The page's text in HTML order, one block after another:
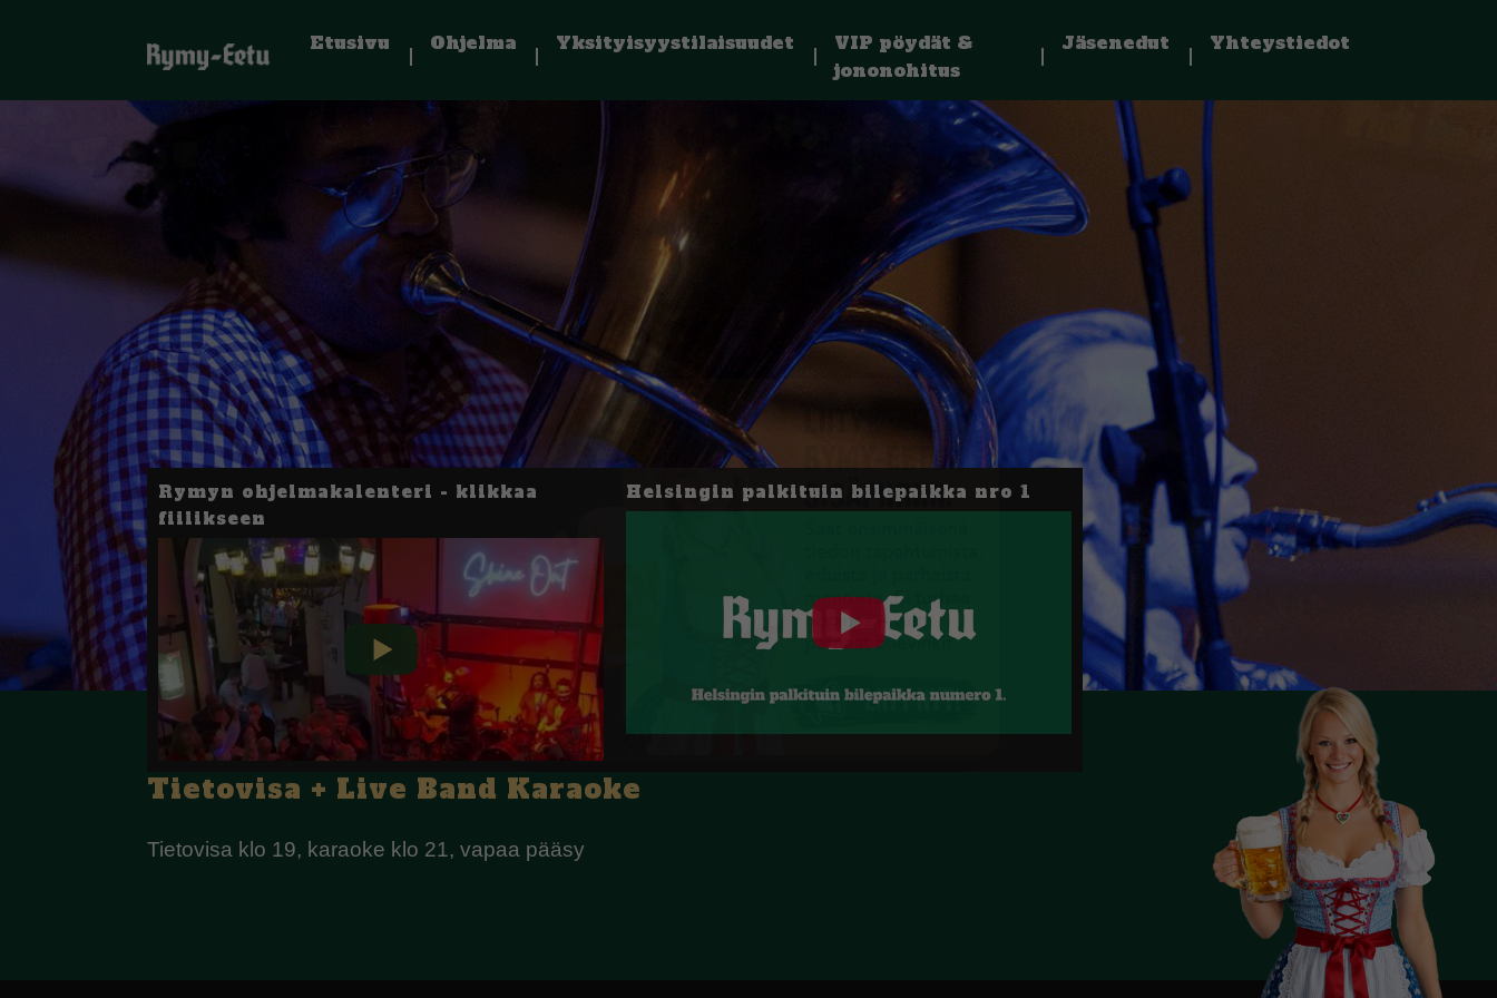
Etusivu Ohjelma Yksityisyystilaisuudet
VIP pöydät &
jononohitus
Jäsenedut Yhteystiedot
Rymyn ohjelmakalenteri - klikkaa
fiilikseen
Helsingin palkituin bilepaikka nro 1
Tietovisa + Live Band Karaoke
Tietovisa klo 19, karaoke klo 21, vapaa pääsy